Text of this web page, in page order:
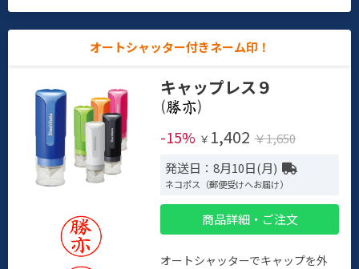
オートシャッター付きネーム印！
キャップレス９
(
)
-15% ￥ 1,402 ￥1,650
発送日：8月10日(月)
ネコポス（郵便受けへお届け）
商品詳細・ご注文
オートシャッターでキャップを外